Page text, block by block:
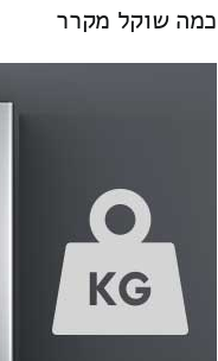
כמה שוקל מקרר